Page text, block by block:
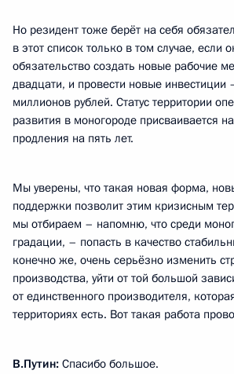
Но резидент тоже берёт на себя
в этот список только в том случае, если
обязательство создать новые рабочие
двадцати, и провести новые инвестиции
миллионов рублей. Статус территории
развития в моногороде присваивается
продления на пять лет.
Мы уверены, что такая новая форма,
поддержки позволит этим кризисным
мы отбираем – напомню, что среди
градации, – попасть в качество
конечно же, очень серьёзно изменить
производства, уйти от той большой
от единственного производителя,
территориях есть. Вот такая работа
В.Путин: Спасибо большое.